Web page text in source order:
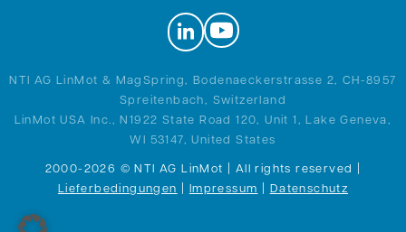
NTI AG LinMot & MagSpring, Bodenaeckerstrasse 2, CH-8957
Spreitenbach, Switzerland
LinMot USA Inc., N1922 State Road 120, Unit 1, Lake Geneva,
WI 53147, United States
2000-2026 © NTI AG LinMot | All rights reserved |
Lieferbedingungen | Impressum | Datenschutz